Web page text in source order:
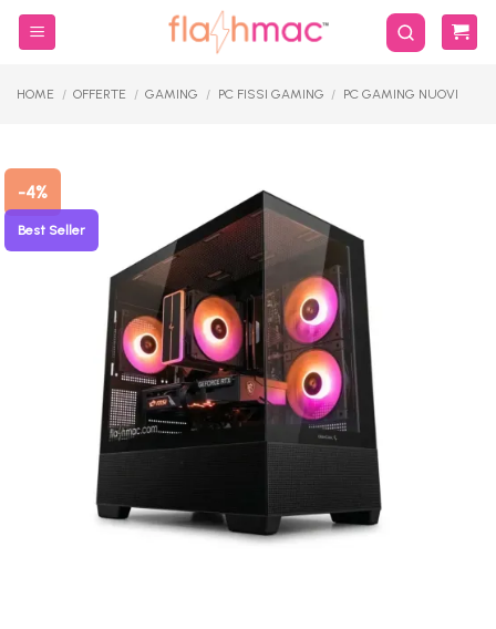
Salta
HOME / OFFERTE / GAMING / PC FISSI GAMING / PC GAMING NUOVI
-4%
Best Seller